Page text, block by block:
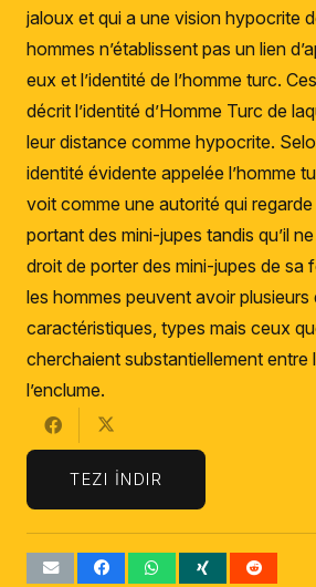
jaloux et qui a une vision hypocrite
hommes n’établissent pas un lien
eux et l’identité de l’homme turc.
décrit l’identité d’Homme Turc de
leur distance comme hypocrite.
identité évidente appelée l’homme
voit comme une autorité qui
portant des mini-jupes tandis qu’il
droit de porter des mini-jupes de sa
les hommes peuvent avoir plusieurs
caractéristiques, types mais ceux
cherchaient substantiellement entre
l’enclume.
TEZI İNDIR